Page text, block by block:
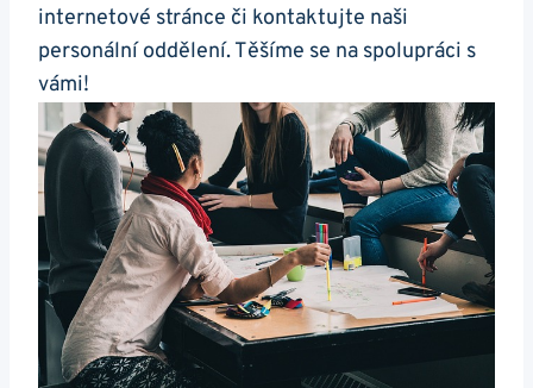
internetové stránce či kontaktujte naši
personální oddělení. Těšíme se na spolupráci s
vámi!